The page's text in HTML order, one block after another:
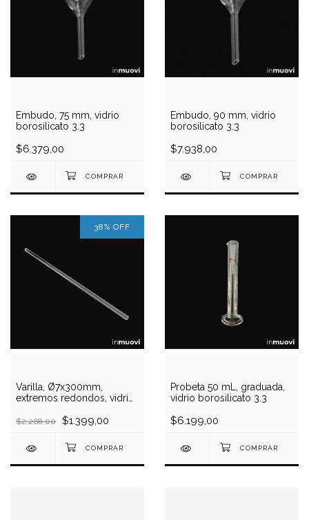
Embudo, 75 mm, vidrio
borosilicato 3.3
$6.379,00
Embudo, 90 mm, vidrio
borosilicato 3.3
$7.938,00
38% OFF
Varilla, Ø7x300mm,
extremos redondos, vidrio
$2.268,00 $1.399,00
Probeta 50 mL, graduada,
vidrio borosilicato 3.3
$6.199,00